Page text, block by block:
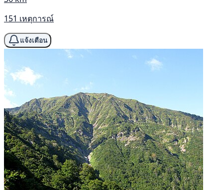
151 เหตุการณ์
แจ้งเตือน